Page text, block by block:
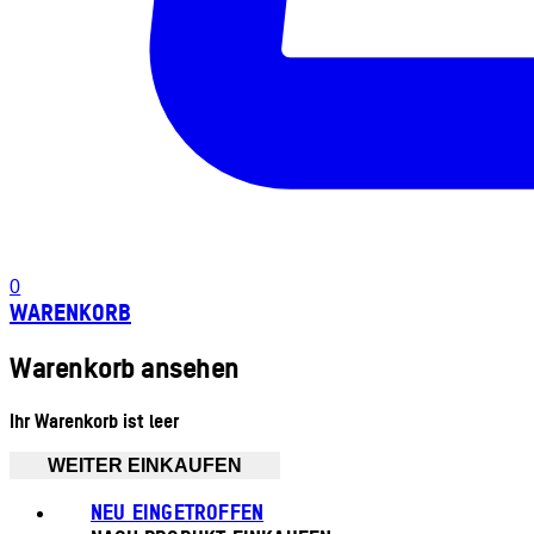
0
WARENKORB
Warenkorb ansehen
Ihr Warenkorb ist leer
WEITER EINKAUFEN
NEU EINGETROFFEN